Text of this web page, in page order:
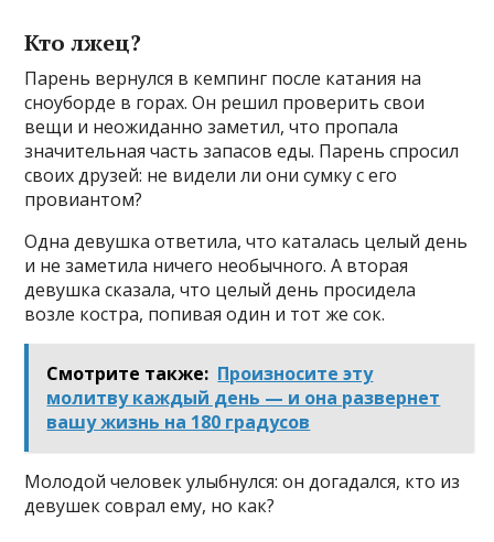
Кто лжец?
Парень вернулся в кемпинг после катания на
сноуборде в горах. Он решил проверить свои
вещи и неожиданно заметил, что пропала
значительная часть запасов еды. Парень спросил
своих друзей: не видели ли они сумку с его
провиантом?
Одна девушка ответила, что каталась целый день
и не заметила ничего необычного. А вторая
девушка сказала, что целый день просидела
возле костра, попивая один и тот же сок.
Смотрите также: Произносите эту
молитву каждый день — и она развернет
вашу жизнь на 180 градусов
Молодой человек улыбнулся: он догадался, кто из
девушек соврал ему, но как?